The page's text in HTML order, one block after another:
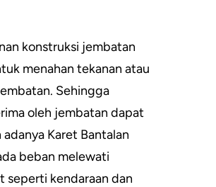
konstruksi jembatan
menahan tekanan atau
Sehingga
oleh jembatan dapat
Karet Bantalan
beban melewati
seperti kendaraan dan